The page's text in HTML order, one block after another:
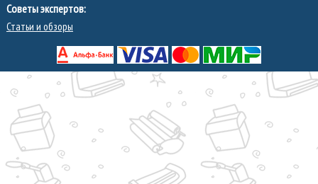
Советы экспертов:
Статьи и обзоры